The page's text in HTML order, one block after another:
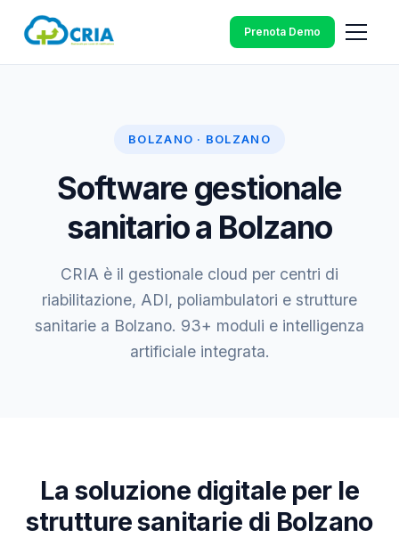
Prenota Demo
BOLZANO · BOLZANO
Software gestionale
sanitario a Bolzano
CRIA è il gestionale cloud per centri di
riabilitazione, ADI, poliambulatori e strutture
sanitarie a Bolzano. 93+ moduli e intelligenza
artificiale integrata.
La soluzione digitale per le
strutture sanitarie di Bolzano